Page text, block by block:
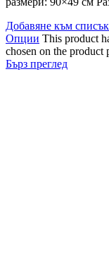
Добавяне към
Опции This product
chosen on the product
Бърз преглед